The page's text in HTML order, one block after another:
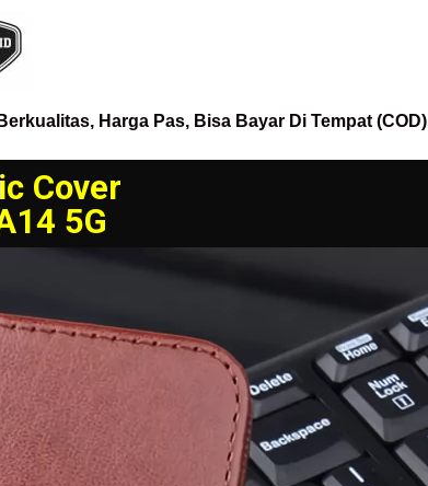
Harga Pas, Bisa Bayar Di Tempat (COD)
Cover
5G